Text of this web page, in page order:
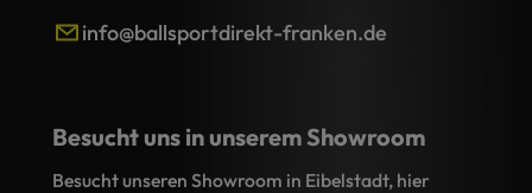
info@ballsportdirekt-franken.de
Besucht uns in unserem Showroom
Besucht unseren Showroom in Eibelstadt, hier